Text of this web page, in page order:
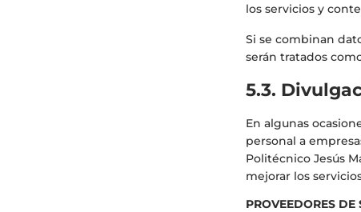
los servicios y
Si se combinan
serán tratados
5.3.
En algunas
personal a
Politécnico Jesús
mejorar los
PROVEEDORES DE